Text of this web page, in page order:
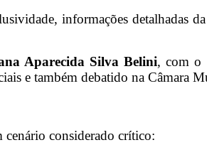
informações detalhadas
Aparecida Silva Belini, com o
e também debatido na Câmara
cenário considerado crítico: